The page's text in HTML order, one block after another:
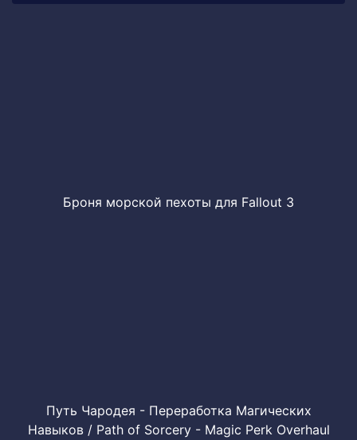
Броня морской пехоты для Fallout 3
Путь Чародея - Переработка Магических
Навыков / Path of Sorcery - Magic Perk Overhaul